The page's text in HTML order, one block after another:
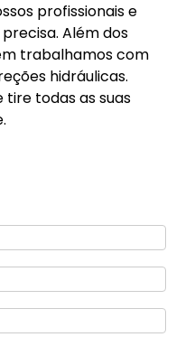
profissionais e
Além dos
trabalhamos com
hidráulicas.
todas as suas